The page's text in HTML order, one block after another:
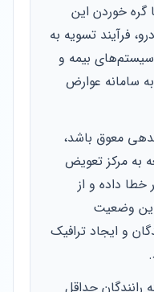
گره خوردن این
فرآیند تسویه به
بیمه و
سامانه عوارض
معوق باشد،
به مرکز تعویض
داده و از
این وضعیت
و ایجاد ترافیک
رانندگان حداقل